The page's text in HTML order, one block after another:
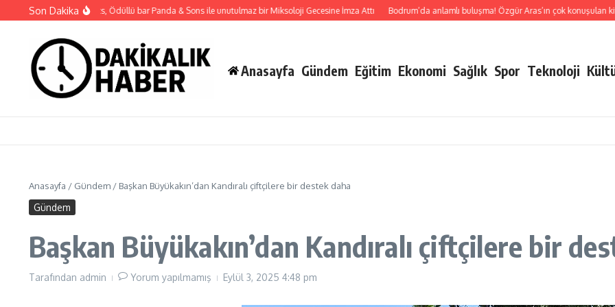
İçeriğe atlaSon Dakika
Hotels & Resorts, Ödüllü bar Panda & Sons ile unutulmaz bir Miksoloji Gecesine İmza Attı Bodrum’da anlamlı buluşma! Özgür Aras’ın çok konuşulan kitabı
Anasayfa Gündem Eğitim Ekonomi Sağlık Spor Teknoloji
Anasayfa / Gündem / Başkan Büyükakın’dan Kandıralı çiftçilere bir destek daha
Gündem
Başkan Büyükakın’dan Kandıralı çiftçilere bir
Tarafından admin Yorum yapılmamış Eylül 3, 2025 4:48 pm